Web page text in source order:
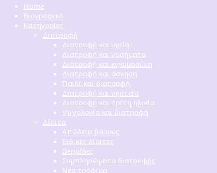
Home
Βιογραφικό
Κατηγορίες
Διατροφή
Διατροφή και υγεία
Διατροφή και νοσήματα
Διατροφή και εγκυμοσύνη
Διατροφή και άσκηση
Παιδί και διατροφή
Διατροφή και νηστεία
Διατροφή και τρίτη ηλικία
Ψυχολογία και διατροφή
Δίαιτα
Απώλεια βάρους
Ειδικές δίαιτες
Θερμίδες
Συμπληρώματα διατροφής
Νέα τρόφιμα